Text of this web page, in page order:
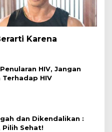
Karena
HIV, Jangan
Terhadap HIV
dan Dikendalikan :
Pilih Sehat!